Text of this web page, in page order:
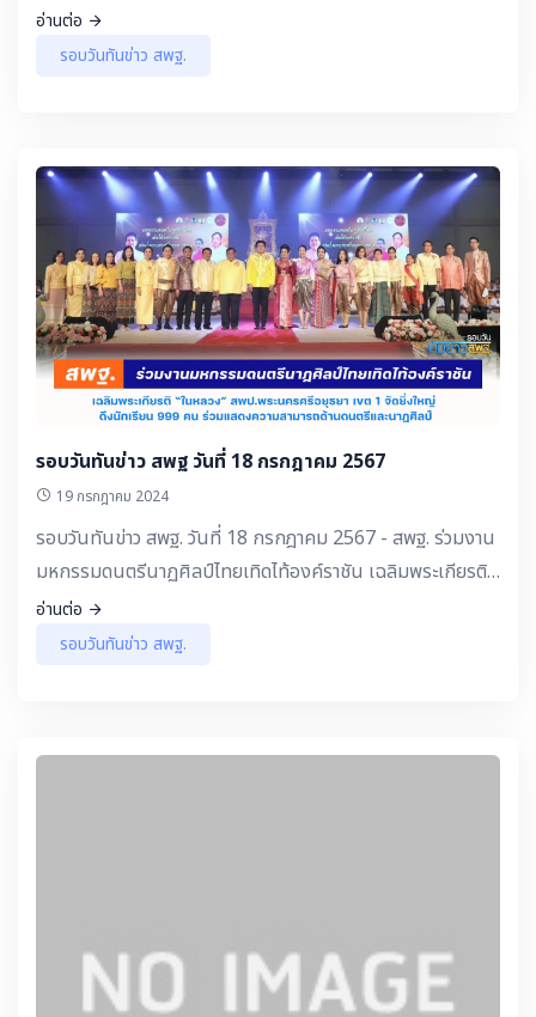
เสริมการพัฒนาศักยภาพนักเรียน นักศึกษาและกำลังคนทุก
ช่วงวัย
อ่านต่อ
รอบวันทันข่าว สพฐ.
รอบวันทันข่าว สพฐ วันที่ 18 กรกฎาคม 2567
19 กรกฎาคม 2024
รอบวันทันข่าว สพฐ. วันที่ 18 กรกฎาคม 2567 - สพฐ. ร่วมงาน
มหกรรมดนตรีนาฏศิลป์ไทยเทิดไท้องค์ราชัน เฉลิมพระเกียรติ
“ในหลวง” สพป.พระนครศรีอยุธยา เขต 1 จัดยิ่งใหญ่ ดึง
นักเรียน 999 คน ร่วมแสดงความสามารถด้านดนตรีและ
อ่านต่อ
รอบวันทันข่าว สพฐ.